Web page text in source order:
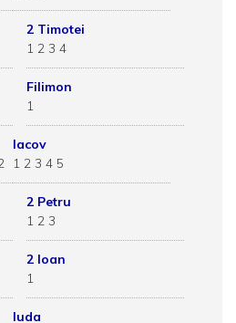
2 Timotei
1 2 3 4
Filimon
1
Iacov
1 2 3 4 5
2 Petru
1 2 3
2 Ioan
1
Iuda